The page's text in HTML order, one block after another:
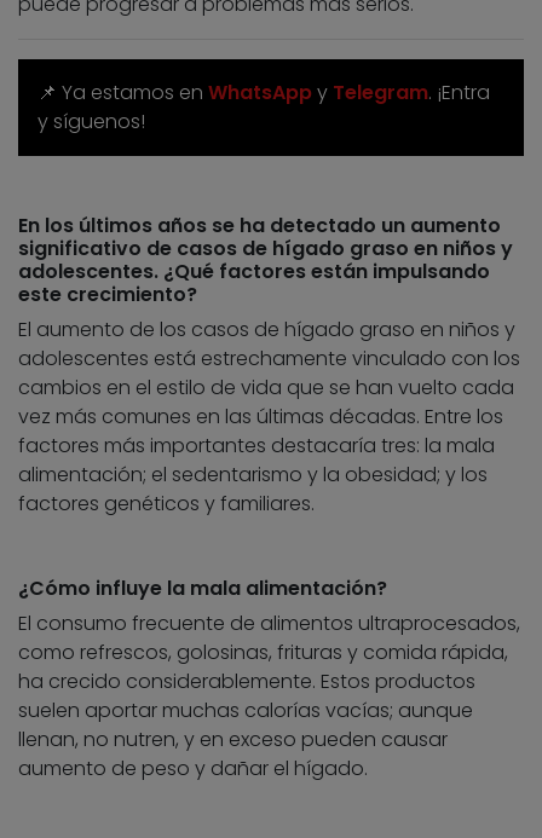
📌 Ya estamos en WhatsAppy Telegram. ¡Entra
y síguenos!
En los últimos años se ha detectado un aumento
significativo de casos de hígado graso en niños y
adolescentes. ¿Qué factores están impulsando
este crecimiento?
El aumento de los casos de hígado graso en niños y
adolescentes está estrechamente vinculado con los
cambios en el estilo de vida que se han vuelto cada
vez más comunes en las últimas décadas. Entre los
factores más importantes destacaría tres: la mala
alimentación; el sedentarismo y la obesidad; y los
factores genéticos y familiares.
¿Cómo influye la mala alimentación?
El consumo frecuente de alimentos ultraprocesados,
como refrescos, golosinas, frituras y comida rápida,
ha crecido considerablemente. Estos productos
suelen aportar muchas calorías vacías; aunque
llenan, no nutren, y en exceso pueden causar
aumento de peso y dañar el hígado.